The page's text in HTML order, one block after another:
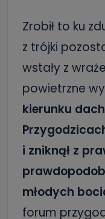
Zrobił to ku
z trójki
wstały z
powietrzne
kierunku
i zniknął z
młodych
forum